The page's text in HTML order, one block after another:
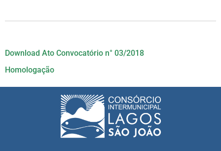
Download Ato Convocatório n° 03/2018
Homologação